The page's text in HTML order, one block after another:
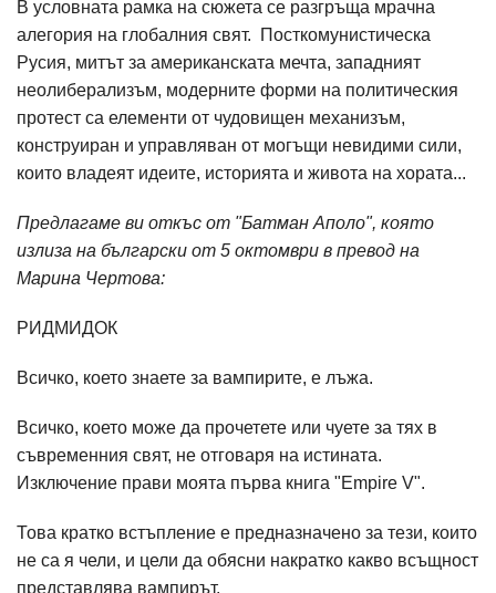
В условната рамка на сюжета се разгръща мрачна
алегория на глобалния свят. Посткомунистическа
Русия, митът за американската мечта, западният
неолиберализъм, модерните форми на политическия
протест са елементи от чудовищен механизъм,
конструиран и управляван от могъщи невидими сили,
които владеят идеите, историята и живота на хората...
Предлагаме ви откъс от "Батман Аполо", която
излиза на български от 5 октомври в превод на
Марина Чертова:
РИДМИДОК
Всичко, което знаете за вампирите, е лъжа.
Всичко, което може да прочетете или чуете за тях в
съвременния свят, не отговаря на истината.
Изключение прави моята първа книга "Еmpire V".
Това кратко встъпление е предназначено за тези, които
не са я чели, и цели да обясни накратко какво всъщност
представлява вампирът.